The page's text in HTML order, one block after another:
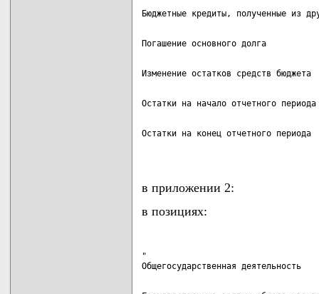
Остатки на конец отчетного
в приложении 2:
в позициях:
"